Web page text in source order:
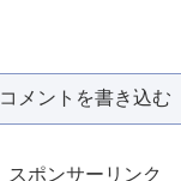
コメントを書き込む
スポンサーリンク